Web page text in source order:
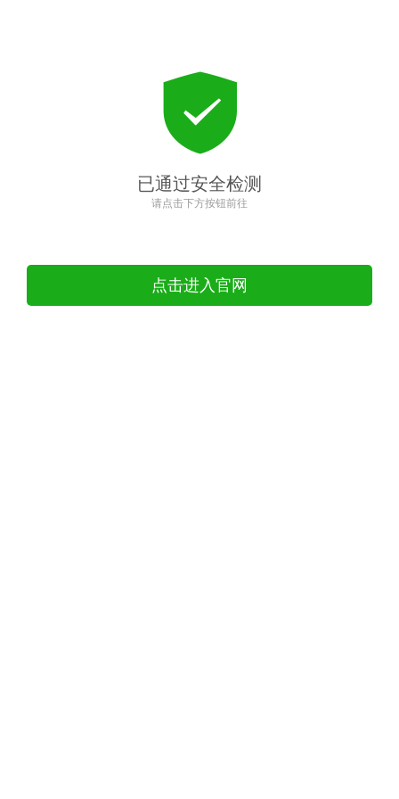
已通过安全检测
请点击下方按钮前往
点击进入官网